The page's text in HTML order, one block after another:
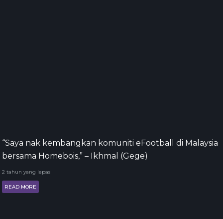
“Saya nak kembangkan komuniti eFootball di Malaysia
bersama Homebois,” – Ikhmal (Gege)
2 tahun yang lepas
READ MORE